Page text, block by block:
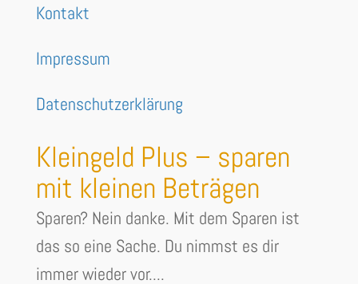
Kontakt
Impressum
Datenschutzerklärung
Kleingeld Plus – sparen
mit kleinen Beträgen
Sparen? Nein danke. Mit dem Sparen ist
das so eine Sache. Du nimmst es dir
immer wieder vor....